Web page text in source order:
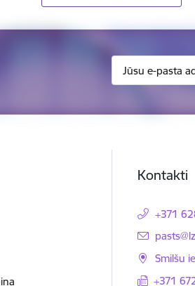
Kontakti
+371
E-pasts:
Smilšu
+371